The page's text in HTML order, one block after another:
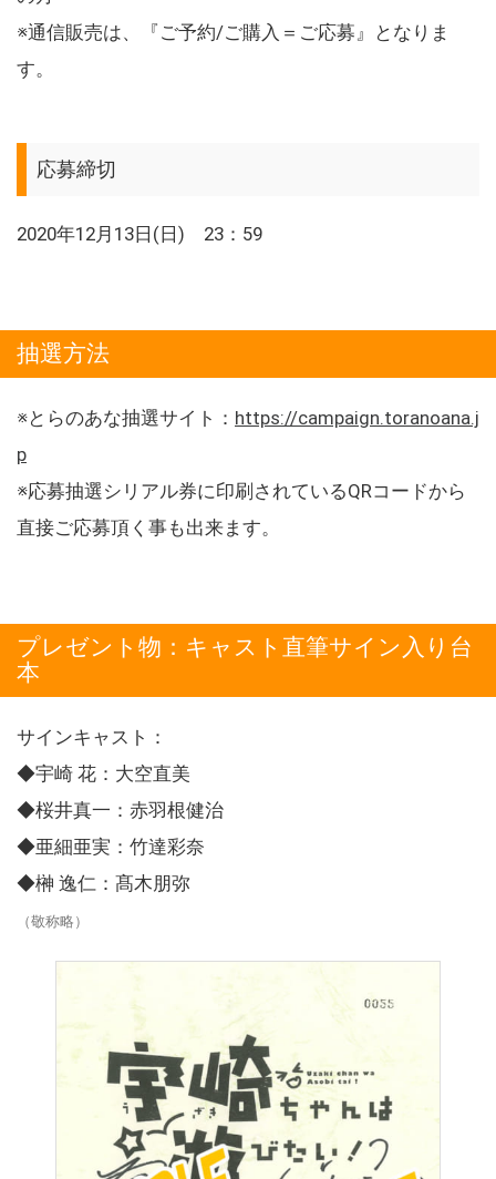
※通信販売は、『ご予約/ご購入＝ご応募』となりま
す。
応募締切
2020年12月13日(日) 23：59
抽選方法
※とらのあな抽選サイト： https://campaign.toranoana.j
p
※応募抽選シリアル券に印刷されているQRコードから
直接ご応募頂く事も出来ます。
プレゼント物：キャスト直筆サイン入り台
本
サインキャスト：
◆宇崎 花：大空直美
◆桜井真一：赤羽根健治
◆亜細亜実：竹達彩奈
◆榊 逸仁：髙木朋弥
（敬称略）